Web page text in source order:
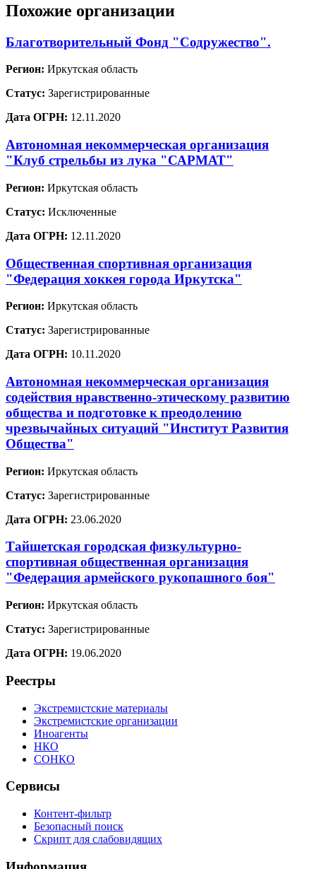
Похожие организации
Благотворительный Фонд "Содружество".
Регион: Иркутская область
Статус: Зарегистрированные
Дата ОГРН: 12.11.2020
Автономная некоммерческая организация
"Клуб стрельбы из лука "САРМАТ"
Регион: Иркутская область
Статус: Исключенные
Дата ОГРН: 12.11.2020
Общественная спортивная организация
"Федерация хоккея города Иркутска"
Регион: Иркутская область
Статус: Зарегистрированные
Дата ОГРН: 10.11.2020
Автономная некоммерческая организация
содействия нравственно-этическому развитию
общества и подготовке к преодолению
чрезвычайных ситуаций "Институт Развития
Общества"
Регион: Иркутская область
Статус: Зарегистрированные
Дата ОГРН: 23.06.2020
Тайшетская городская физкультурно-
спортивная общественная организация
"Федерация армейского рукопашного боя"
Регион: Иркутская область
Статус: Зарегистрированные
Дата ОГРН: 19.06.2020
Реестры
Экстремистские материалы
Экстремистские организации
Иноагенты
НКО
СОНКО
Сервисы
Контент-фильтр
Безопасный поиск
Скрипт для слабовидящих